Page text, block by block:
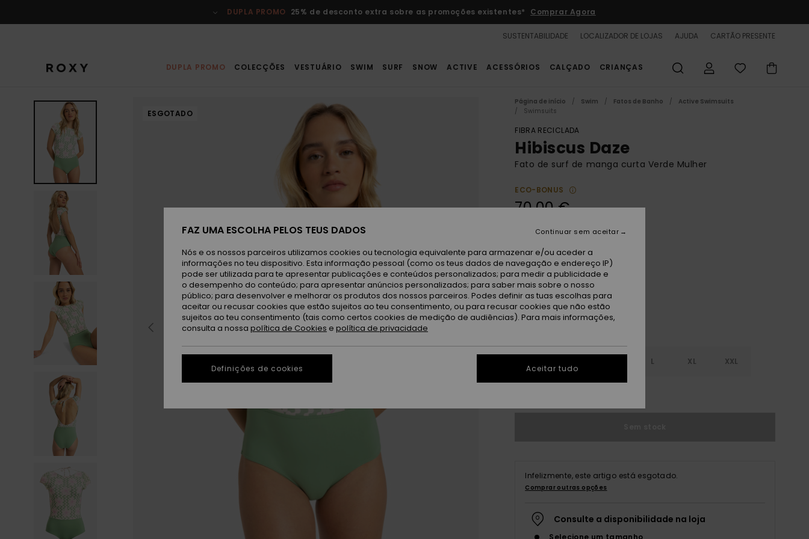
do
DUPLA PROMO 25% de desconto extra sobre as promoções existentes* Comprar Agora
SUSTENTABILIDADE LOCALIZADOR DE LOJAS AJUDA CARTÃO PRESENTE
DUPLA PROMO COLECÇÕES VESTUÁRIO SWIM SURF SNOW ACTIVE ACESSÓRIOS CALÇADO CRIANÇAS
ESGOTADO
Página de início Swim Fatos de Banho
Active Swimsuits
Swimsuits
FIBRA RECICLADA
Hibiscus Daze
Fato de surf de manga curta Verde Mulher
ECO-BONUS
70,00 €
CorBasil Party Waves Yw
L XL XXL
Infelizmente, este artigo está esgotado.
Comprar outras opções
Consulte a disponibilidade na loja
Selecione um tamanho
FAZ UMA ESCOLHA PELOS TEUS DADOS
Nós e os nossos parceiros utilizamos cookies ou tecnologia equivalente para armazenar e/ou aceder a
informações no teu dispositivo. Esta informação pessoal (como os teus dados de navegação e endereço IP)
pode ser utilizada para te apresentar publicações e conteúdos personalizados; para medir a publicidade e
o desempenho do conteúdo; para apresentar anúncios personalizados; para saber mais sobre o nosso
público; para desenvolver e melhorar os produtos dos nossos parceiros. Podes definir as tuas escolhas para
aceitar ou recusar cookies que estão sujeitos ao teu consentimento, ou para recusar cookies que não estão
sujeitos ao teu consentimento (tais como certos cookies de medição de audiências). Para mais informações,
consulta a nossa política de Cookies e política de privacidade
Definições de cookies
Continuar sem aceitar
Aceitar tudo